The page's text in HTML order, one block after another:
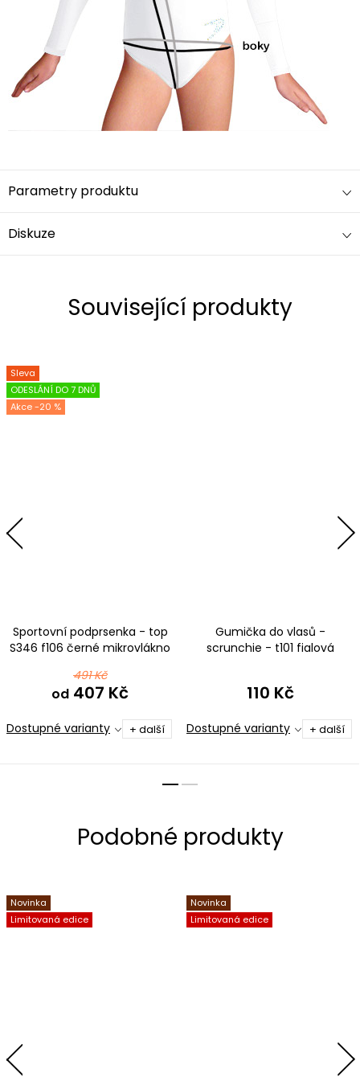
Parametry produktu
Diskuze
Související produkty
Sleva
ODESLÁNÍ DO 7 DNŮ
-20 %
Sportovní podprsenka - top
S346 f106 černé mikrovlákno
491 Kč
od 407 Kč
Dostupné varianty + další
Gumička do vlasů -
scrunchie - t101 fialová
110 Kč
Dostupné varianty + další
Novinka
Limitovaná edice
Novinka
Limitovaná edice